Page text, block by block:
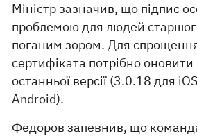
Міністр зазначив, що підпис
проблемою для людей
поганим зором. Для
сертифіката потрібно
останньої версії (3.0.18 для
Android).
Федоров запевнив, що